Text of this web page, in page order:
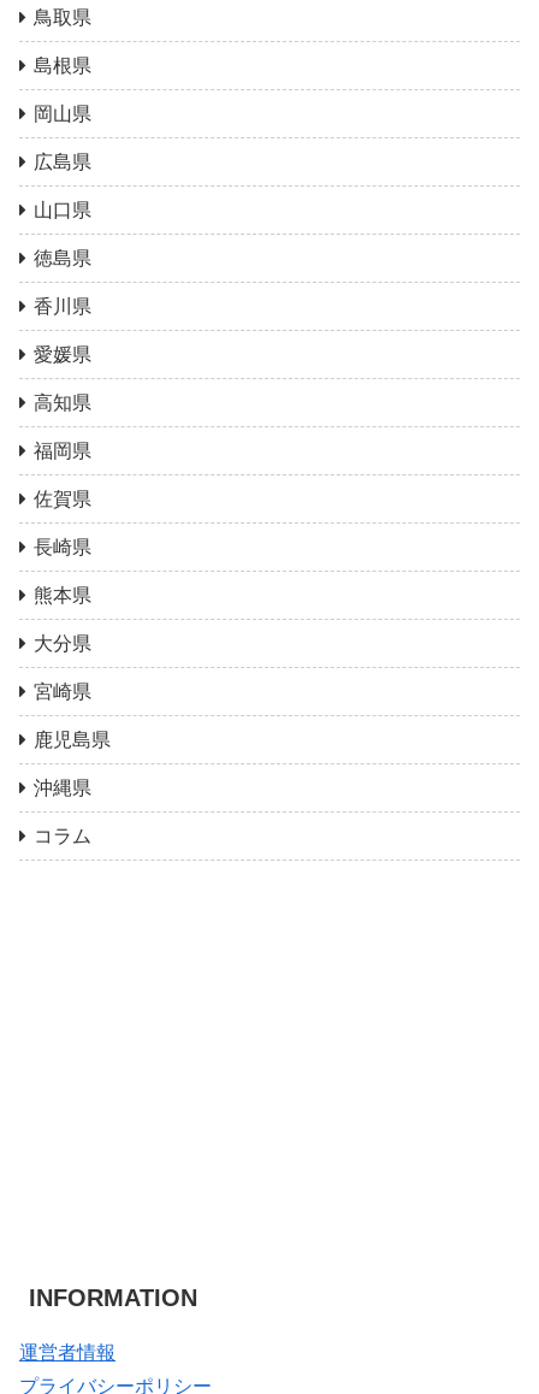
鳥取県
島根県
岡山県
広島県
山口県
徳島県
香川県
愛媛県
高知県
福岡県
佐賀県
長崎県
熊本県
大分県
宮崎県
鹿児島県
沖縄県
コラム
INFORMATION
運営者情報
プライバシーポリシー